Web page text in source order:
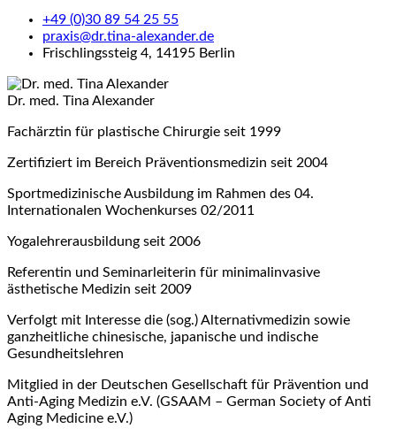
+49 (0)30 89 54 25 55
praxis@dr.tina-alexander.de
Frischlingssteig 4, 14195 Berlin
Dr. med. Tina Alexander
Fachärztin für plastische Chirurgie seit 1999
Zertifiziert im Bereich Präventionsmedizin seit 2004
Sportmedizinische Ausbildung im Rahmen des 04.
Internationalen Wochenkurses 02/2011
Yogalehrerausbildung seit 2006
Referentin und Seminarleiterin für minimalinvasive
ästhetische Medizin seit 2009
Verfolgt mit Interesse die (sog.) Alternativmedizin sowie
ganzheitliche chinesische, japanische und indische
Gesundheitslehren
Mitglied in der Deutschen Gesellschaft für Prävention und
Anti-Aging Medizin e.V. (GSAAM – German Society of Anti
Aging Medicine e.V.)